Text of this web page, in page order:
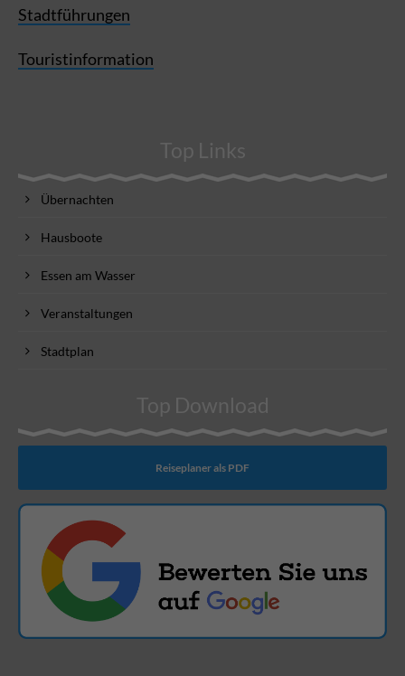
Stadtführungen
Touristinformation
Top Links
Übernachten
Hausboote
Essen am Wasser
Veranstaltungen
Stadtplan
Top Download
Reiseplaner als PDF